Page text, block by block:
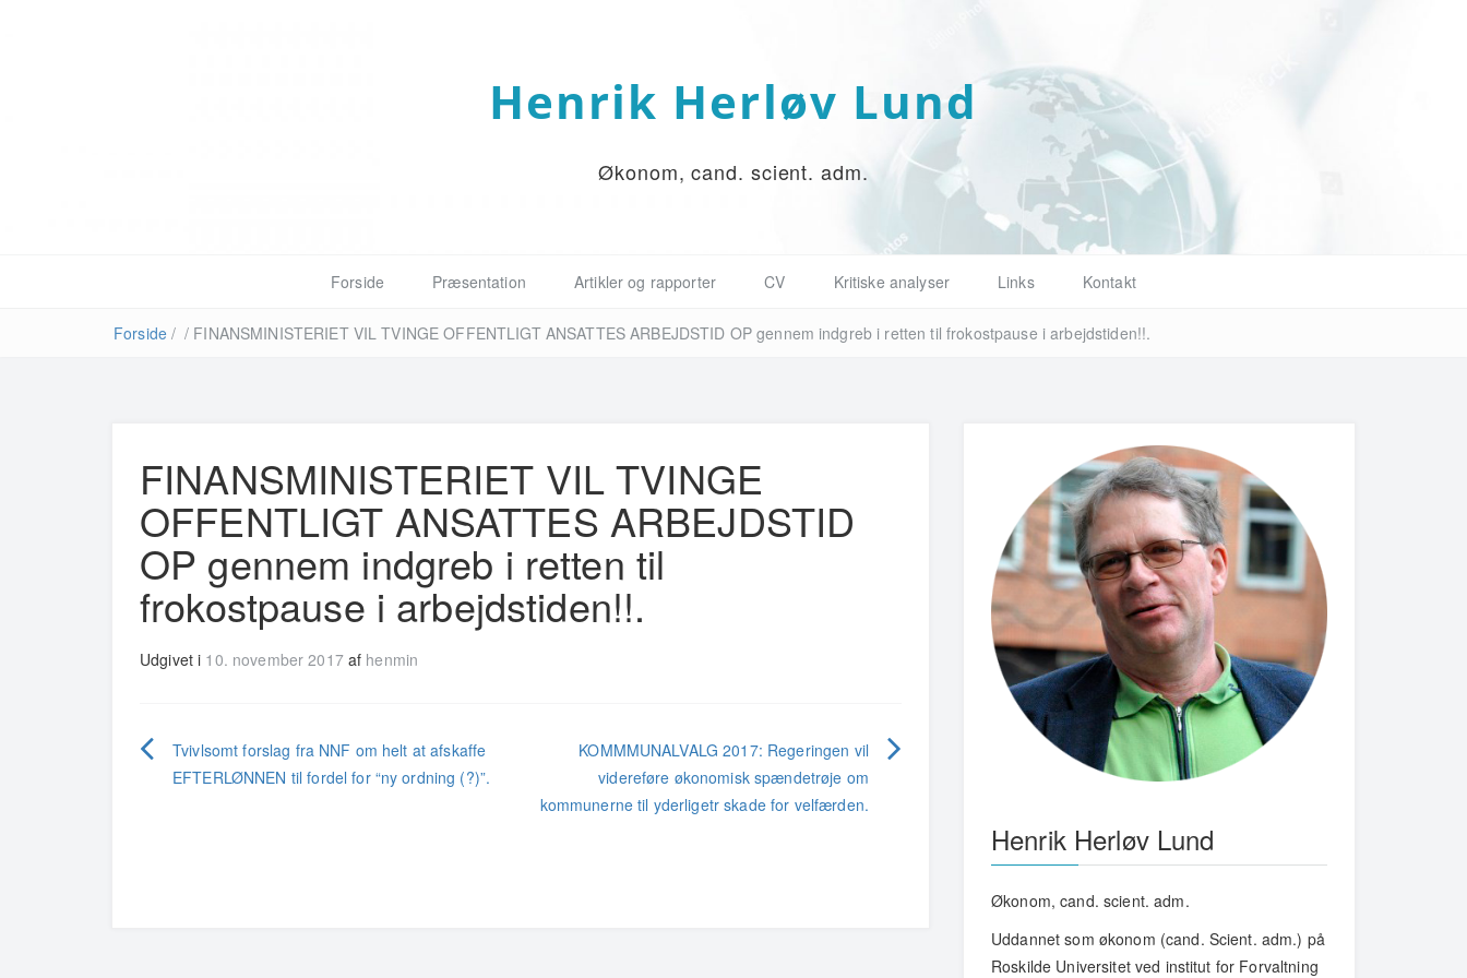
Henrik Herløv Lund
Økonom, cand. scient. adm.
Forside Præsentation Artikler og rapporter CV Kritiske analyser Links Kontakt
Forside / / FINANSMINISTERIET VIL TVINGE OFFENTLIGT ANSATTES ARBEJDSTID OP gennem indgreb i retten til frokostpause i arbejdstiden!!.
FINANSMINISTERIET VIL TVINGE
OFFENTLIGT ANSATTES ARBEJDSTID
OP gennem indgreb i retten til
frokostpause i arbejdstiden!!.
Udgivet i 10. november 2017af henmin
Indlægsnavigation
Tvivlsomt forslag fra NNF om helt at afskaffe
EFTERLØNNEN til fordel for “ny ordning (?)”.
KOMMMUNALVALG 2017: Regeringen vil
videreføre økonomisk spændetrøje om
kommunerne til yderligetr skade for velfærden.
Henrik Herløv Lund
Økonom, cand. scient. adm.
Uddannet som økonom (cand. Scient. adm.) på
Roskilde Universitet ved institut for Forvaltning